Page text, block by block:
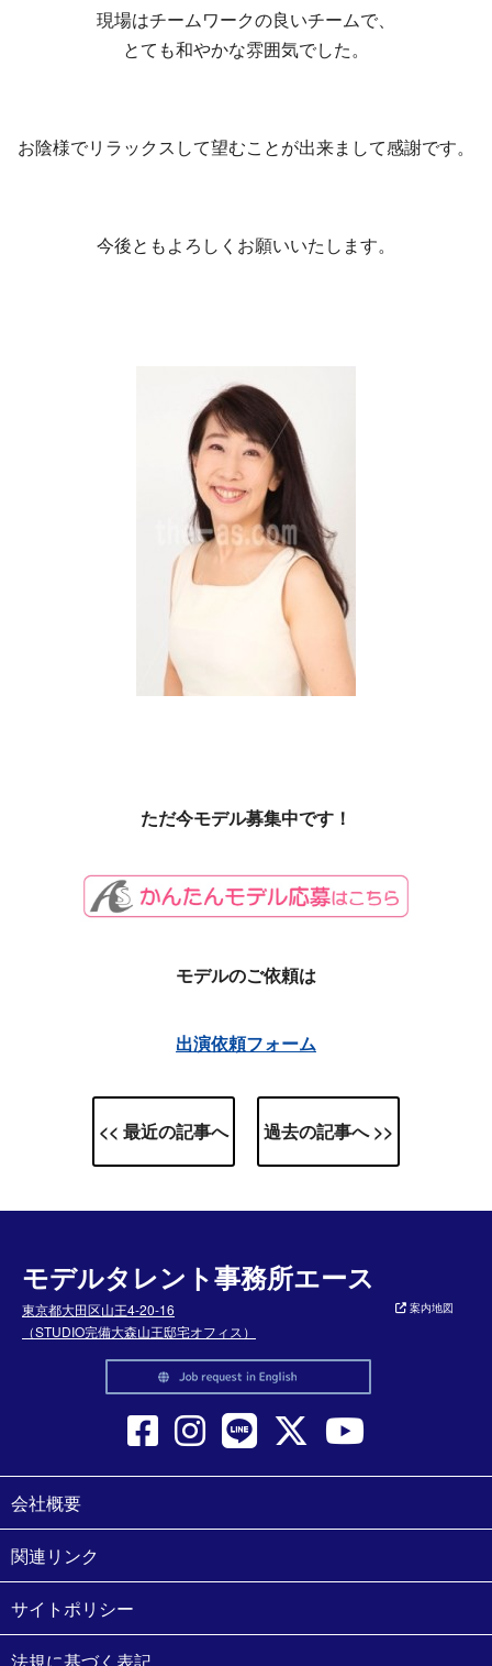
現場はチームワークの良いチームで、
とても和やかな雰囲気でした。
お陰様でリラックスして望むことが出来まして感謝です。
今後ともよろしくお願いいたします。
ただ今モデル募集中です！
モデルのご依頼は
出演依頼フォーム
<< 最近の記事へ 過去の記事へ >>
モデルタレント事務所エース
東京都大田区山王4-20-16
（STUDIO完備大森山王邸宅オフィス）
案内地図
会社概要
関連リンク
サイトポリシー